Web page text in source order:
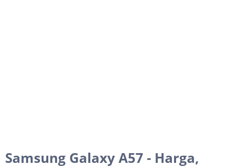
Samsung Galaxy A57 - Harga,